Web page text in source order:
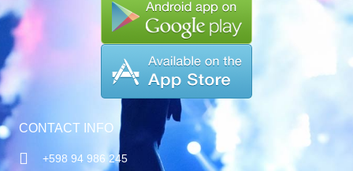
CONTACT INFO
+598 94 986 245